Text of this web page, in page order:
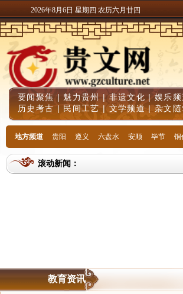
2026年8月6日 星期四 农历六月廿四
要闻聚焦| 魅力贵州|非遗文化 |娱乐频
历史考古 | 民间工艺 |文学频道|杂文随
地方频道 贵阳 遵义 六盘水 安顺 毕节 铜
滚动新闻：
教育资讯